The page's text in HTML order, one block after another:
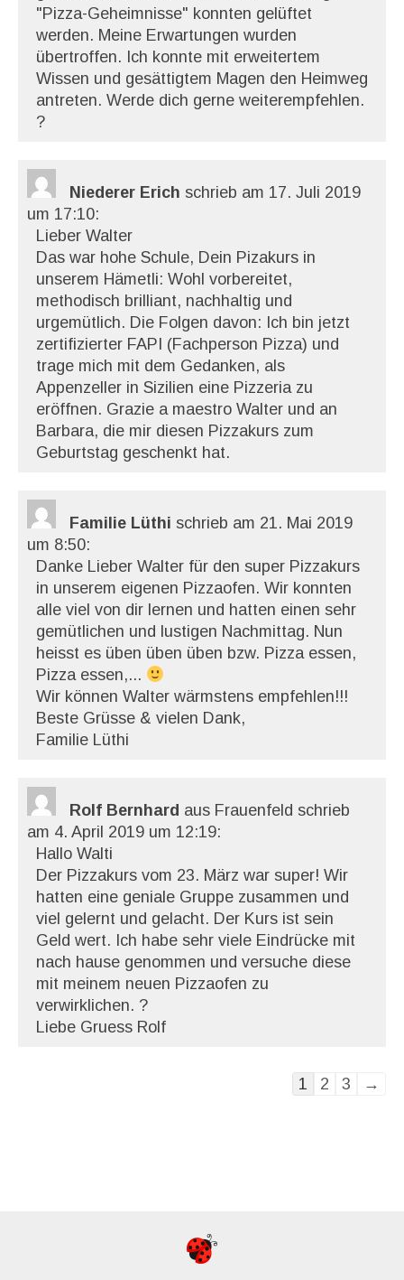
"Pizza-Geheimnisse" konnten gelüftet
werden. Meine Erwartungen wurden
übertroffen. Ich konnte mit erweitertem
Wissen und gesättigtem Magen den Heimweg
antreten. Werde dich gerne weiterempfehlen.
?
Niederer Erich schrieb am 17. Juli 2019
um 17:10:
Lieber Walter
Das war hohe Schule, Dein Pizakurs in
unserem Hämetli: Wohl vorbereitet,
methodisch brilliant, nachhaltig und
urgemütlich. Die Folgen davon: Ich bin jetzt
zertifizierter FAPI (Fachperson Pizza) und
trage mich mit dem Gedanken, als
Appenzeller in Sizilien eine Pizzeria zu
eröffnen. Grazie a maestro Walter und an
Barbara, die mir diesen Pizzakurs zum
Geburtstag geschenkt hat.
Familie Lüthi schrieb am 21. Mai 2019
um 8:50:
Danke Lieber Walter für den super Pizzakurs
in unserem eigenen Pizzaofen. Wir konnten
alle viel von dir lernen und hatten einen sehr
gemütlichen und lustigen Nachmittag. Nun
heisst es üben üben üben bzw. Pizza essen,
Pizza essen,...
Wir können Walter wärmstens empfehlen!!!
Beste Grüsse & vielen Dank,
Familie Lüthi
Rolf Bernhard aus Frauenfeld schrieb
am 4. April 2019 um 12:19:
Hallo Walti
Der Pizzakurs vom 23. März war super! Wir
hatten eine geniale Gruppe zusammen und
viel gelernt und gelacht. Der Kurs ist sein
Geld wert. Ich habe sehr viele Eindrücke mit
nach hause genommen und versuche diese
mit meinem neuen Pizzaofen zu
verwirklichen. ?
Liebe Gruess Rolf
Guestbook
1 2 3 →